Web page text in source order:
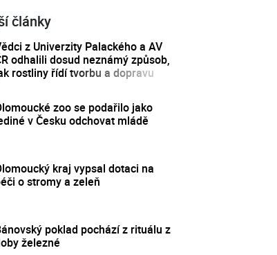
články
z Univerzity Palackého a AV
odhalili dosud neznámý způsob,
rostliny řídí tvorbu a dopravu
zoo se podařilo jako
v Česku odchovat mládě
kraj vypsal dotaci na
o stromy a zeleň
poklad pochází z rituálu z
železné